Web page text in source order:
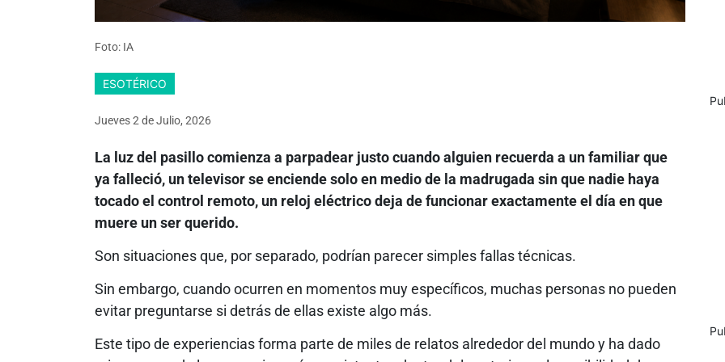
Foto: IA
ESOTÉRICO
Jueves 2 deJulio, 2026
La luz del pasillo comienza a parpadear justo cuando alguien recuerda a un familiar que
ya falleció, un televisor se enciende solo en medio de la madrugada sin que nadie haya
tocado el control remoto, un reloj eléctrico deja de funcionar exactamente el día en que
muere un ser querido.
Son situaciones que, por separado, podrían parecer simples fallas técnicas.
Sin embargo, cuando ocurren en momentos muy específicos, muchas personas no pueden
evitar preguntarse si detrás de ellas existe algo más.
Este tipo de experiencias forma parte de miles de relatos alrededor del mundo y ha dado